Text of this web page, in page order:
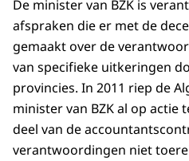
De minister van BZK is
afspraken die er met de
gemaakt over de
van specifieke uitkeringen
provincies. In 2011 riep de
minister van BZK al op actie
deel van de
verantwoordingen niet